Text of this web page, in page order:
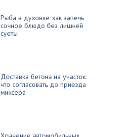
Рыба в духовке: как запечь
сочное блюдо без лишней
суеты
Доставка бетона на участок:
что согласовать до приезда
миксера